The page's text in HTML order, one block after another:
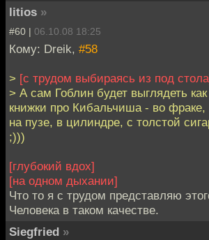
litios »
#60 | 06.10.08 18:25
Кому: Dreik, #58
> [с трудом выбираясь из под
> А сам Гоблин будет выглядеть
книжки про Кибальчиша - во
на пузе, в цилиндре, с толстой
;)))
[глубокий вдох]
[на одном дыхании]
Что то я с трудом представляю
Человека в таком качестве.
Siegfried »